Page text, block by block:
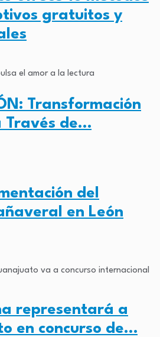
gratuitos y
Transformación
Través de…
del
en León
representará a
en concurso de…